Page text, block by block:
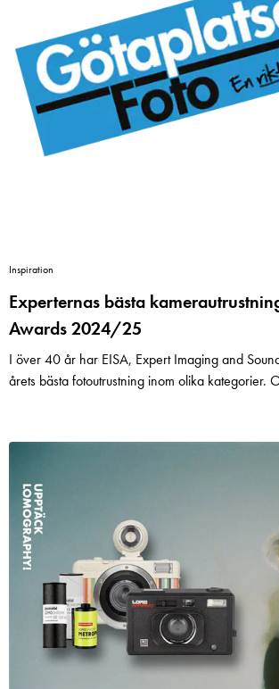
Inspiration
Experternas bästa
Awards 2024/25
I över 40 år har EISA, Expert Imaging and
årets bästa fotoutrustning inom olika kategorier.
underbyggda motiveringar till sina utmärkelser.